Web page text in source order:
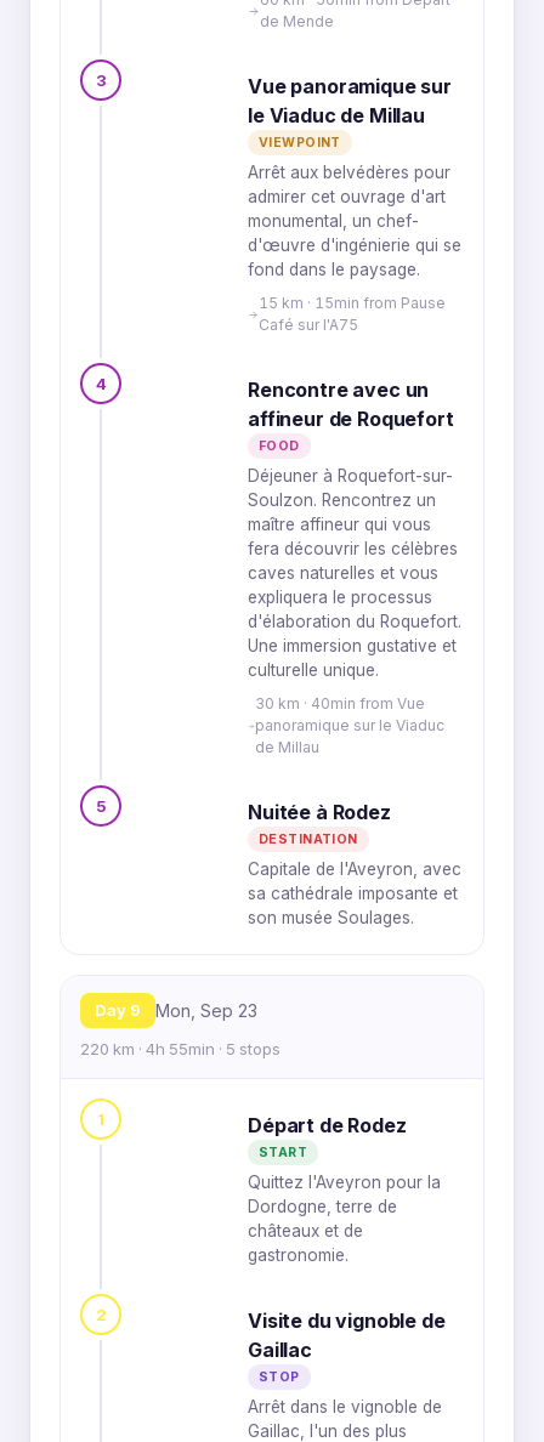
de Mende
3
Vue panoramique sur
le Viaduc de Millau
VIEWPOINT
Arrêt aux belvédères pour
admirer cet ouvrage d'art
monumental, un chef-
d'œuvre d'ingénierie qui se
fond dans le paysage.
15 km · 15min from Pause
Café sur l'A75
4
Rencontre avec un
affineur de Roquefort
FOOD
Déjeuner à Roquefort-sur-
Soulzon. Rencontrez un
maître affineur qui vous
fera découvrir les célèbres
caves naturelles et vous
expliquera le processus
d'élaboration du Roquefort.
Une immersion gustative et
culturelle unique.
30 km · 40min from Vue
panoramique sur le Viaduc
de Millau
5 Nuitée à Rodez
DESTINATION
Capitale de l'Aveyron, avec
sa cathédrale imposante et
son musée Soulages.
Day 9 Mon, Sep 23
220 km · 4h 55min · 5 stops
1 Départ de Rodez
START
Quittez l'Aveyron pour la
Dordogne, terre de
châteaux et de
gastronomie.
2
Visite du vignoble de
Gaillac
STOP
Arrêt dans le vignoble de
Gaillac, l'un des plus